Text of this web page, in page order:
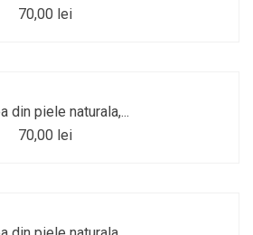
70,00 lei
din piele naturala,...
70,00 lei